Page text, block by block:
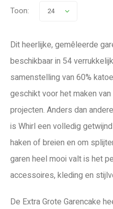
Toon: 24
Dit heerlijke, gemêleerde
beschikbaar in 54
samenstelling van 60%
geschikt voor het maken
projecten. Anders dan
is Whirl een volledig
haken of breien en om
garen heel mooi valt is het
accessoires, kleding en
De Extra Grote Garencake